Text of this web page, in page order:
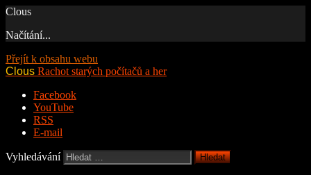
Clous
Načítání...
Přejít k obsahu webu
Clous Rachot starých počítačů a her
Facebook
YouTube
RSS
E-mail
Vyhledávání